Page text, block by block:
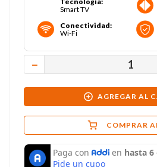
Smart TV
Conectividad:
Wi-Fi
－
AGREGAR AL
COMPRAR